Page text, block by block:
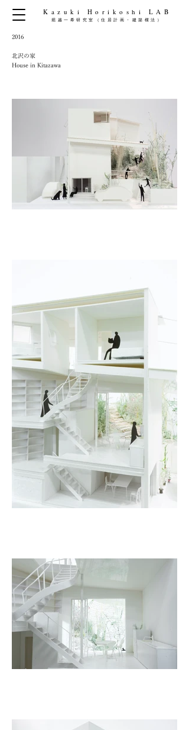
Kazuki Horikoshi LAB
​堀越一希研究室（住居計画・建築構法）
2016
北沢の家
House in Kitazawa